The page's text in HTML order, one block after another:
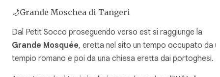
🌙Grande Moschea di Tangeri
Dal Petit Socco proseguendo verso est si raggiunge la
Grande Mosquée, eretta nel sito un tempo occupato da
tempio romano e poi da una chiesa eretta dai portoghesi.